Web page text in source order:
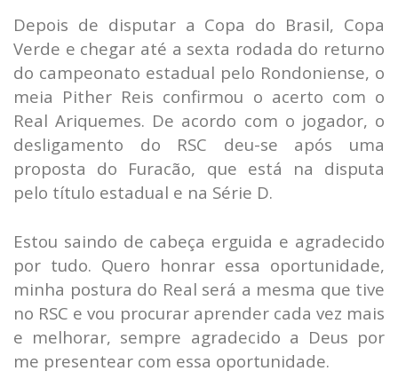
Depois de disputar a Copa do Brasil, Copa
Verde e chegar até a sexta rodada do returno
do campeonato estadual pelo Rondoniense, o
meia Pither Reis confirmou o acerto com o
Real Ariquemes. De acordo com o jogador, o
desligamento do RSC deu-se após uma
proposta do Furacão, que está na disputa
pelo título estadual e na Série D.
Estou saindo de cabeça erguida e agradecido
por tudo. Quero honrar essa oportunidade,
minha postura do Real será a mesma que tive
no RSC e vou procurar aprender cada vez mais
e melhorar, sempre agradecido a Deus por
me presentear com essa oportunidade.